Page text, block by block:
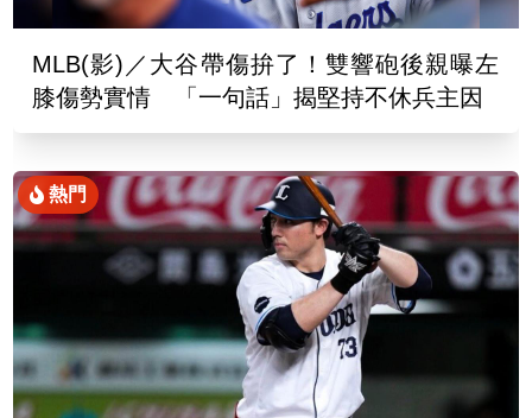
MLB(影)／大谷帶傷拚了！雙響砲後親曝左
膝傷勢實情 「一句話」揭堅持不休兵主因
熱門